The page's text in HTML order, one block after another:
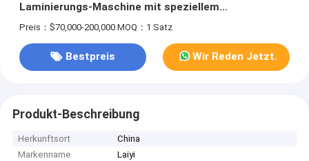
Laminierungs-Maschine mit speziellem
Trennmesser
Preis：$70,000-200,000 MOQ：1 Satz
Bestpreis Wir Reden Jetzt.
Produkt-Beschreibung
Herkunftsort
China
Markenname
Laiyi